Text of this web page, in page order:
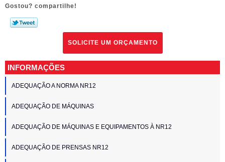
Gostou? compartilhe!
SOLICITE UM ORÇAMENTO
INFORMAÇÕES
ADEQUAÇÃO A NORMA NR12
ADEQUAÇÃO DE MÁQUINAS
ADEQUAÇÃO DE MÁQUINAS E EQUIPAMENTOS À NR12
ADEQUAÇÃO DE PRENSAS NR12